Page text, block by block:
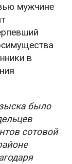
мужчине
в
было
сотовой